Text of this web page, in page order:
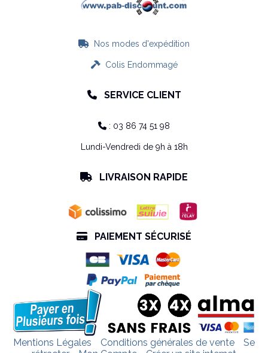
 Nos modes d'expédition
Colis Endommagé
 SERVICE CLIENT
 : 03 86 74 51 98
Lundi-Vendredi de 9h à 18h
 LIVRAISON RAPIDE
 PAIEMENT SÉCURISÉ
Mentions Légales Conditions générales de vente
Se